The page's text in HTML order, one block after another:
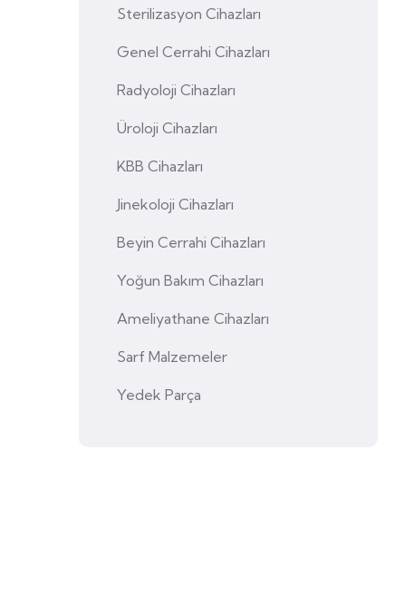
Sterilizasyon Cihazları
Genel Cerrahi Cihazları
Radyoloji Cihazları
Üroloji Cihazları
KBB Cihazları
Jinekoloji Cihazları
Beyin Cerrahi Cihazları
Yoğun Bakım Cihazları
Ameliyathane Cihazları
Sarf Malzemeler
Yedek Parça